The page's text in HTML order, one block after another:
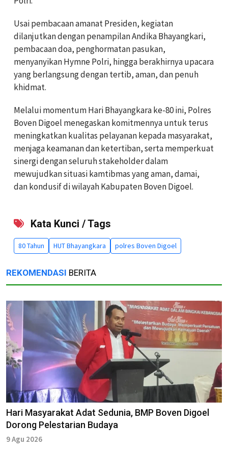
Usai pembacaan amanat Presiden, kegiatan
dilanjutkan dengan penampilan Andika Bhayangkari,
pembacaan doa, penghormatan pasukan,
menyanyikan Hymne Polri, hingga berakhirnya upacara
yang berlangsung dengan tertib, aman, dan penuh
khidmat.
Melalui momentum Hari Bhayangkara ke-80 ini, Polres
Boven Digoel menegaskan komitmennya untuk terus
meningkatkan kualitas pelayanan kepada masyarakat,
menjaga keamanan dan ketertiban, serta memperkuat
sinergi dengan seluruh stakeholder dalam
mewujudkan situasi kamtibmas yang aman, damai,
dan kondusif di wilayah Kabupaten Boven Digoel.
Kata Kunci / Tags
80 Tahun HUT Bhayangkara polres Boven Digoel
REKOMENDASI BERITA
Hari Masyarakat Adat Sedunia, BMP Boven Digoel
Dorong Pelestarian Budaya
9 Agu 2026